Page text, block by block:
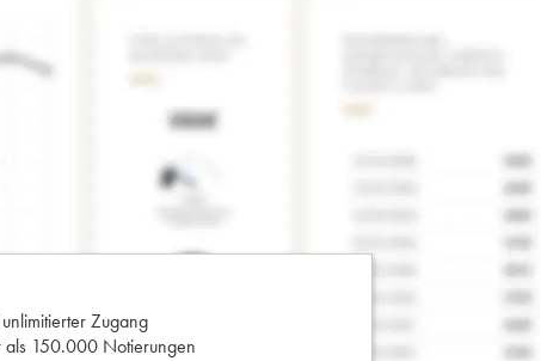
Zugang
als 150.000 Notierungen